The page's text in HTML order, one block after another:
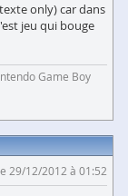
only) car dans
jeu qui bouge
Game Boy
29/12/2012 à 01:52